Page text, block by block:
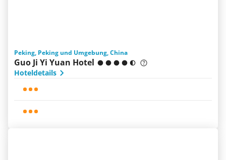
Peking, Peking und Umgebung, China
Guo Ji Yi Yuan Hotel
Hoteldetails